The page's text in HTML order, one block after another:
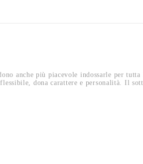
anche più piacevole indossarle per tutta
dona carattere e personalità. Il